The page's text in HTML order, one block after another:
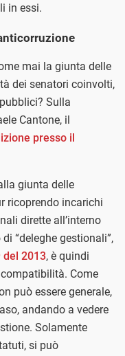
in essi.
mai la giunta delle
dei senatori coinvolti,
Sulla
Cantone, il
presso il
giunta delle
ricoprendo incarichi
dirette all’interno
“deleghe gestionali”,
del 2013, è quindi
Come
può essere generale,
andando a vedere
Solamente
si può